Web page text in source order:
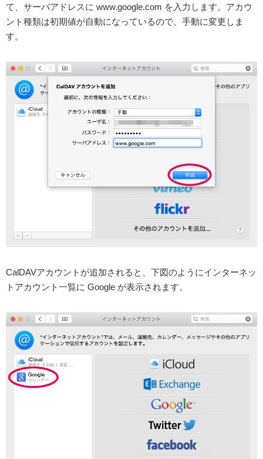
て、サーバアドレスに www.google.com を入力します。アカウ
ント種類は初期値が自動になっているので、手動に変更しま
す。
CalDAVアカウントが追加されると、下図のようにインターネッ
トアカウント一覧に Google が表示されます。